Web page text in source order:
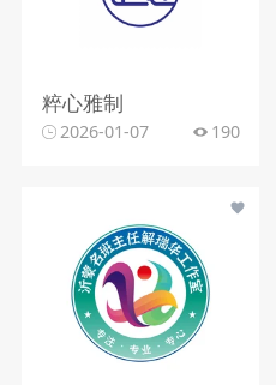
粹心雅制
2026-01-07 190